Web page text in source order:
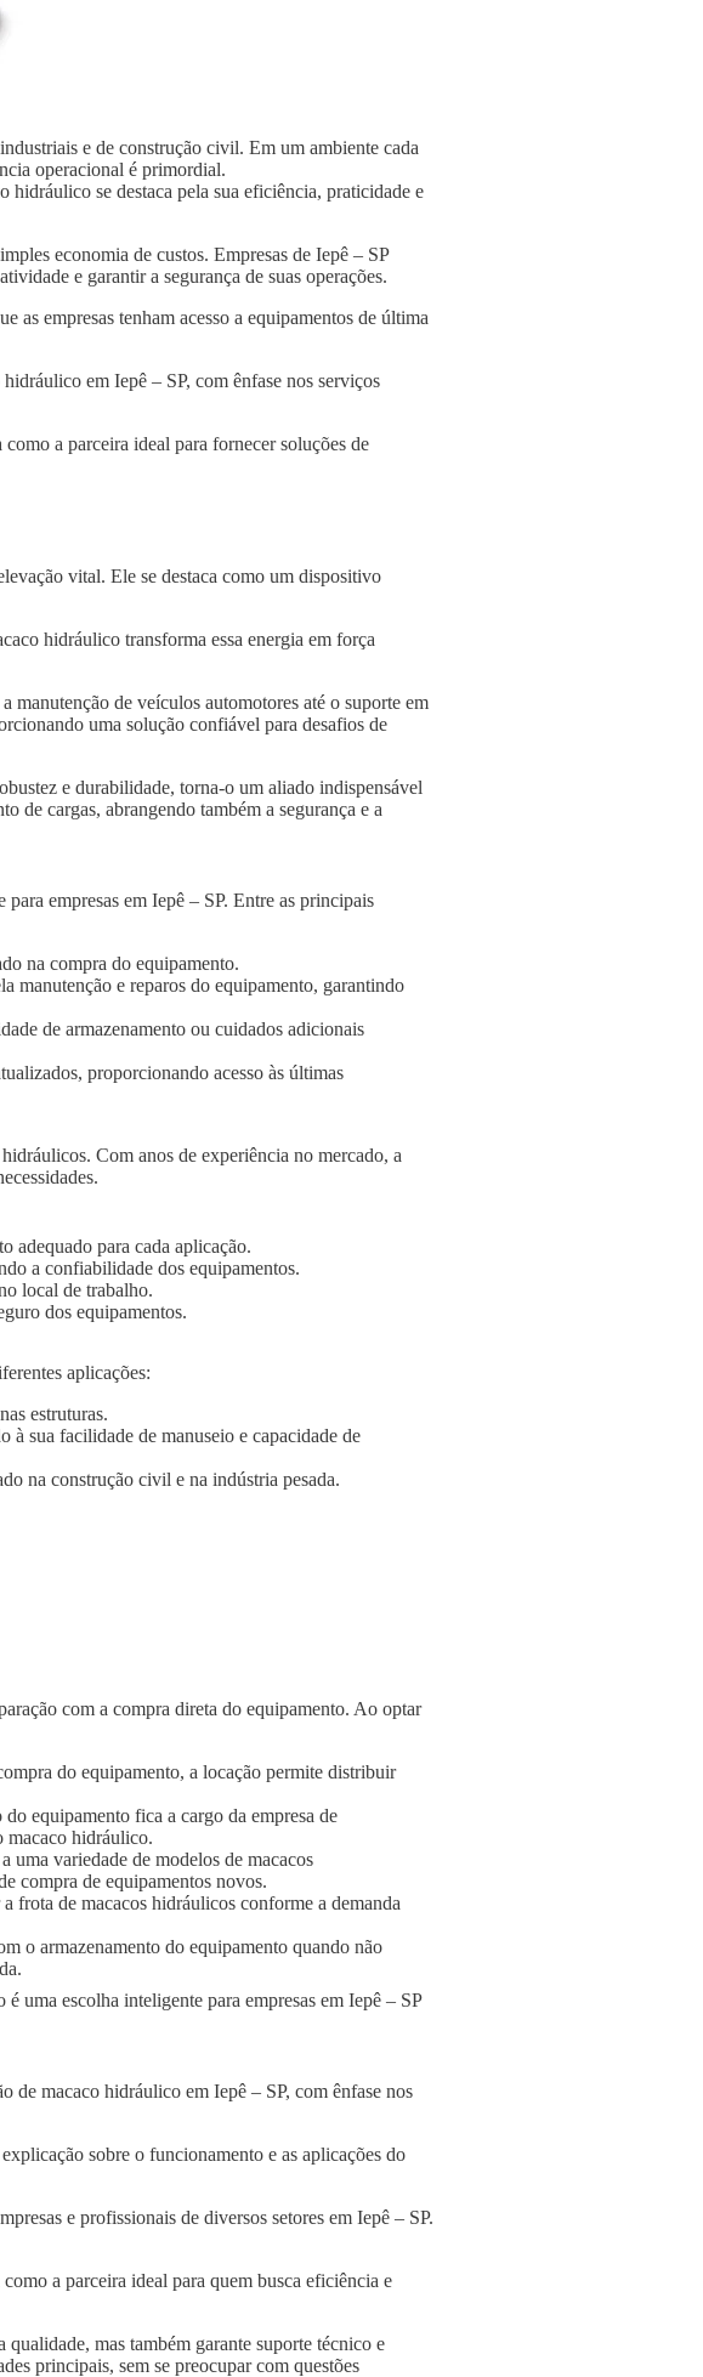
e de construção civil. Em um ambiente cada
operacional é primordial.
hidráulico se destaca pela sua eficiência, praticidade e
economia de custos. Empresas de Iepê – SP
e garantir a segurança de suas operações.
as empresas tenham acesso a equipamentos de última
em Iepê – SP, com ênfase nos serviços
a parceira ideal para fornecer soluções de
vital. Ele se destaca como um dispositivo
hidráulico transforma essa energia em força
manutenção de veículos automotores até o suporte em
uma solução confiável para desafios de
e durabilidade, torna-o um aliado indispensável
de cargas, abrangendo também a segurança e a
empresas em Iepê – SP. Entre as principais
na compra do equipamento.
manutenção e reparos do equipamento, garantindo
de armazenamento ou cuidados adicionais
proporcionando acesso às últimas
Com anos de experiência no mercado, a
adequado para cada aplicação.
a confiabilidade dos equipamentos.
local de trabalho.
dos equipamentos.
aplicações:
estruturas.
sua facilidade de manuseio e capacidade de
na construção civil e na indústria pesada.
com a compra direta do equipamento. Ao optar
do equipamento, a locação permite distribuir
equipamento fica a cargo da empresa de
macaco hidráulico.
uma variedade de modelos de macacos
compra de equipamentos novos.
frota de macacos hidráulicos conforme a demanda
o armazenamento do equipamento quando não
uma escolha inteligente para empresas em Iepê – SP
de macaco hidráulico em Iepê – SP, com ênfase nos
sobre o funcionamento e as aplicações do
e profissionais de diversos setores em Iepê – SP.
a parceira ideal para quem busca eficiência e
mas também garante suporte técnico e
principais, sem se preocupar com questões